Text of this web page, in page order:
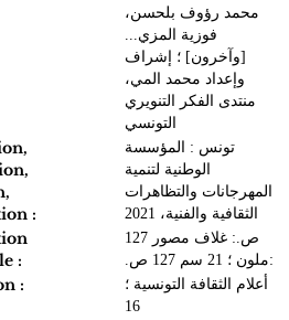
محمد رؤوف بلحسن،
فوزية المزي...
[وآخرون]‏ ؛ ‏إشراف
وإعداد محمد المي،
منتدى الفكر التنويري
التونسي
:
تونس‏ : ‏المؤسسة
الوطنية لتنمية
المهرجانات والتظاهرات
الثقافية والفنية‏‏‏‏، ‏2021
:
127 ص.‏: ‏غلاف مصور
ملون‏ ؛ ‏21 سم 127 ص.‏:
:
أعلام الثقافة التونسية‏ ؛